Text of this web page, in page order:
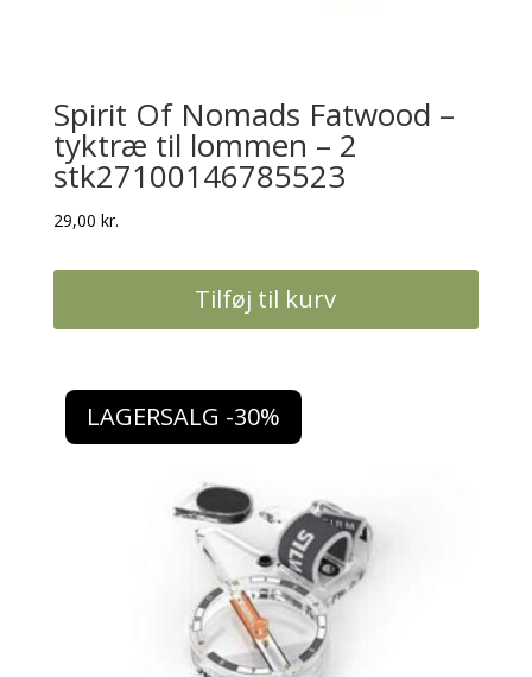
Spirit Of Nomads Fatwood –
tyktræ til lommen – 2
stk27100146785523
29,00 kr.
Tilføj til kurv
LAGERSALG -30%